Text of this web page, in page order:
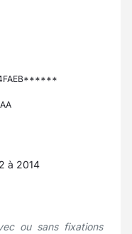
à 2014
ou sans fixations